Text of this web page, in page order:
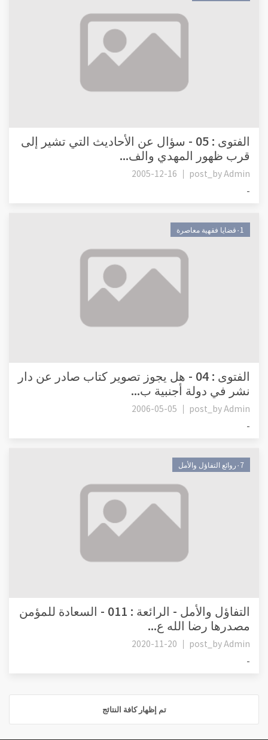
الفتوى : 05 - سؤال عن الأحاديث التي تشير إلى
قرب ظهور المهدي والف...
post_byAdmin
2005-12-16
-
٠1قضايا فقهية معاصرة
الفتوى : 04 - هل يجوز تصوير كتاب صادر عن دار
نشر في دولة أجنبية ب...
post_byAdmin
2006-05-05
-
٠7روائع التفاؤل والأمل
التفاؤل والأمل - الرائعة : 011 - السعادة للمؤمن
مصدرها رضا الله ع...
post_byAdmin
2020-11-20
-
تم إظهار كافة النتائج